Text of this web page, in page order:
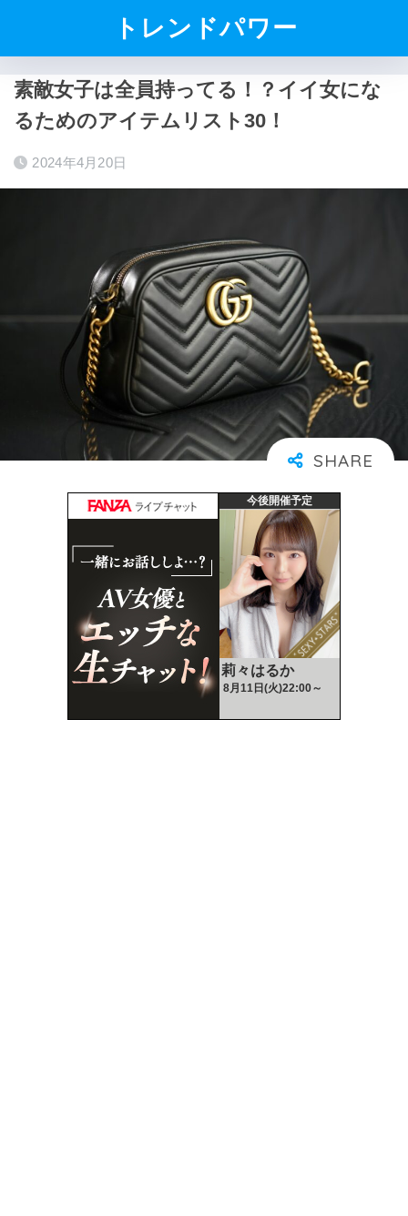
トレンドパワー
素敵女子は全員持ってる！？イイ女にな
るためのアイテムリスト30！
2024年4月20日